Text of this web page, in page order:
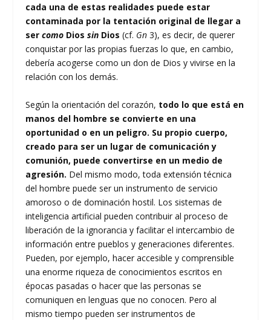
cada una de estas realidades puede estar
contaminada por la tentación original de llegar a
sercomo Diossin Dios (cf. Gn3), es decir, de querer
conquistar por las propias fuerzas lo que, en cambio,
debería acogerse como un don de Dios y vivirse en la
relación con los demás.
Según la orientación del corazón, todo lo que está en
manos del hombre se convierte en una
oportunidad o en un peligro. Su propio cuerpo,
creado para ser un lugar de comunicación y
comunión, puede convertirse en un medio de
agresión. Del mismo modo, toda extensión técnica
del hombre puede ser un instrumento de servicio
amoroso o de dominación hostil. Los sistemas de
inteligencia artificial pueden contribuir al proceso de
liberación de la ignorancia y facilitar el intercambio de
información entre pueblos y generaciones diferentes.
Pueden, por ejemplo, hacer accesible y comprensible
una enorme riqueza de conocimientos escritos en
épocas pasadas o hacer que las personas se
comuniquen en lenguas que no conocen. Pero al
mismo tiempo pueden ser instrumentos de